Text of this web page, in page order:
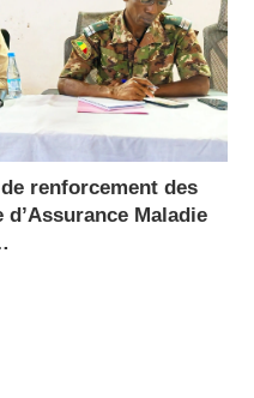
renforcement des
Maladie